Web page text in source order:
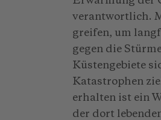
verantwortlich.
greifen, um
gegen die
Küstengebiete
Katastrophen
erhalten ist ein
der dort